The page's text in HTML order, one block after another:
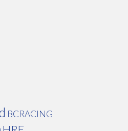
BCRACING